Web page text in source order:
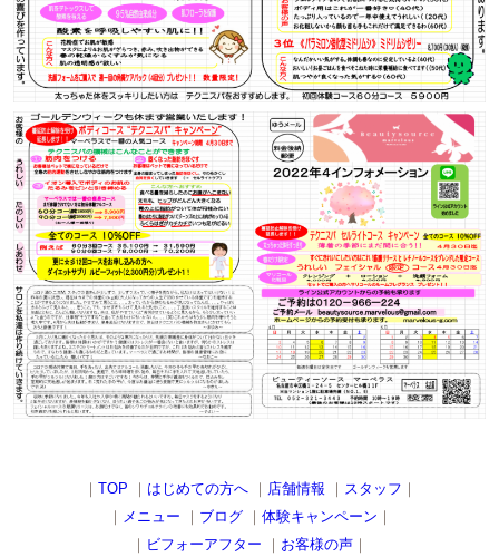
｜ TOP ｜ はじめての方へ｜ 店舗情報 ｜ スタッフ ｜
｜ メニュー ｜ ブログ｜ 体験キャンペーン ｜
｜ ビフォーアフター ｜ お客様の声 ｜